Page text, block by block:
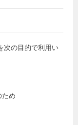
次の目的で利用い
め